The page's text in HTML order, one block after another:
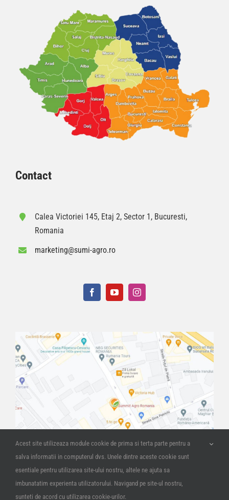
Contact
Calea Victoriei 145, Etaj 2, Sector 1, Bucuresti,
Romania
marketing@sumi-agro.ro
Acest site utilizeaza module cookie de prima si terta parte pentru a
salva informatii in computerul dvs. Unele dintre aceste cookie sunt
esentiale pentru utilizarea site-ului nostru, altele ne ajuta sa
imbunatatim experienta utilizatorului. Navigand pe site-ul nostru,
sunteti de acord cu utilizarea cookie-urilor.